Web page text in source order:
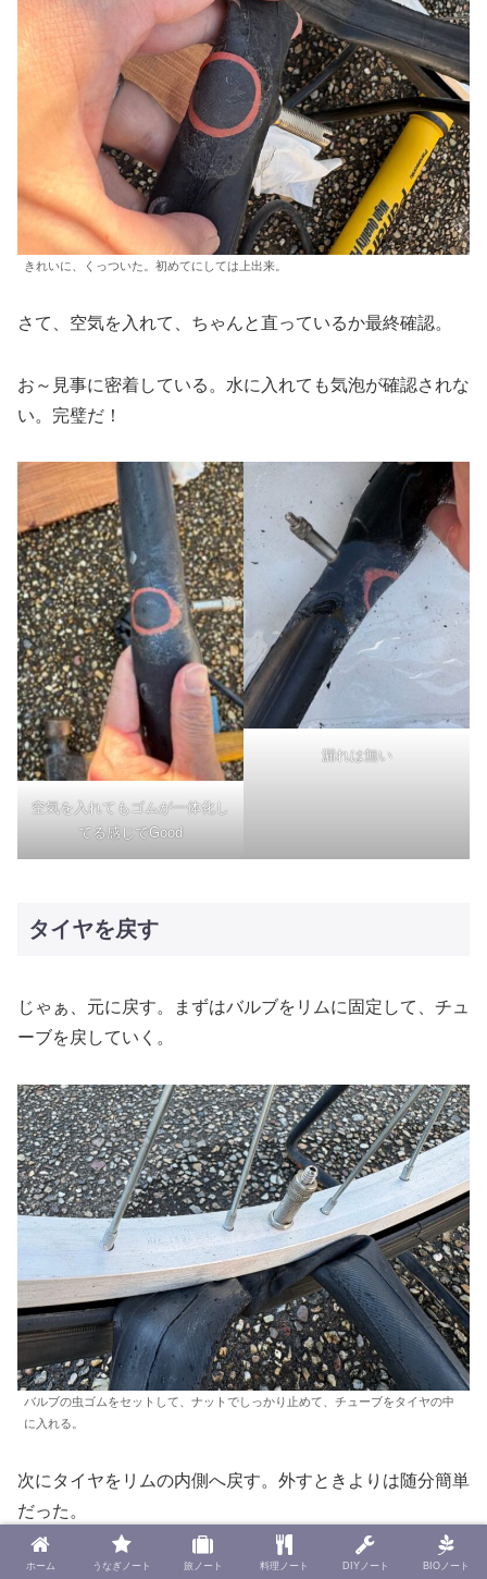
きれいに、くっついた。初めてにしては上出来。
さて、空気を入れて、ちゃんと直っているか最終確認。
お～見事に密着している。水に入れても気泡が確認されな
い。完璧だ！
空気を入れてもゴムが一体化し
てる感じでGood
漏れは無い
タイヤを戻す
じゃぁ、元に戻す。まずはバルブをリムに固定して、チュ
ーブを戻していく。
バルブの虫ゴムをセットして、ナットでしっかり止めて、チューブをタイヤの中
に入れる。
次にタイヤをリムの内側へ戻す。外すときよりは随分簡単
だった。
ホーム うなぎノート 旅ノート 料理ノート DIYノート BIOノート